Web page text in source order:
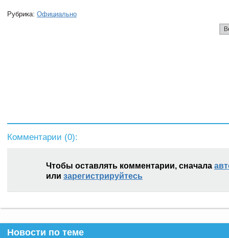
Рубрика: Официально
Комментарии (0):
Чтобы оставлять комментарии, сначала
или зарегистрируйтесь
Новости по теме